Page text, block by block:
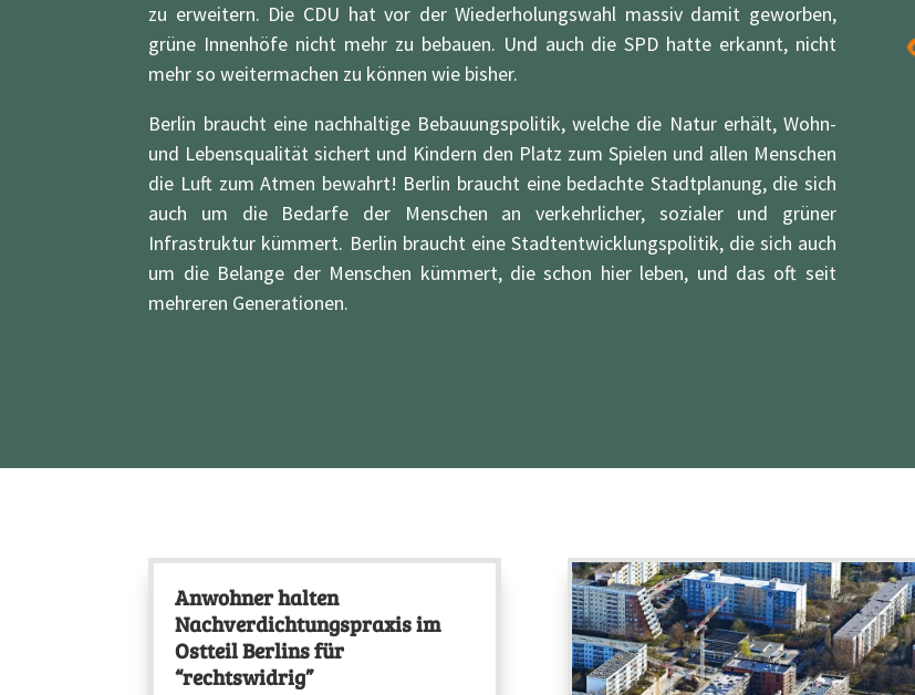
zu erweitern. Die CDU hat vor der Wiederholungswahl massiv damit geworben,
grüne Innenhöfe nicht mehr zu bebauen. Und auch die SPD hatte erkannt, nicht
mehr so weitermachen zu können wie bisher.
Berlin braucht eine nachhaltige Bebauungspolitik, welche die Natur erhält, Wohn-
und Lebensqualität sichert und Kindern den Platz zum Spielen und allen Menschen
die Luft zum Atmen bewahrt! Berlin braucht eine bedachte Stadtplanung, die sich
auch um die Bedarfe der Menschen an verkehrlicher, sozialer und grüner
Infrastruktur kümmert. Berlin braucht eine Stadtentwicklungspolitik, die sich auch
um die Belange der Menschen kümmert, die schon hier leben, und das oft seit
mehreren Generationen.
Anwohner halten
Nachverdichtungspraxis im
Ostteil Berlins für
“rechtswidrig”